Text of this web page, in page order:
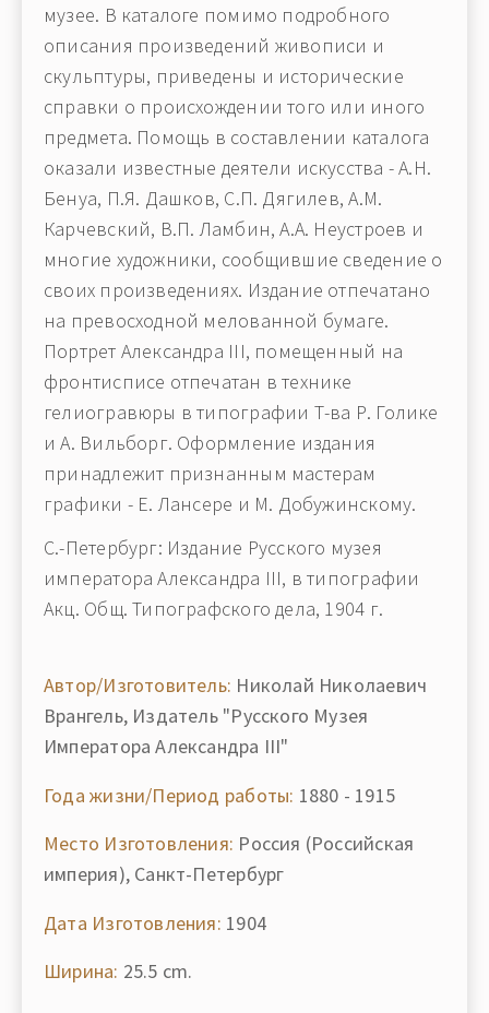
музее. В каталоге помимо подробного
описания произведений живописи и
скульптуры, приведены и исторические
справки о происхождении того или иного
предмета. Помощь в составлении каталога
оказали известные деятели искусства - А.Н.
Бенуа, П.Я. Дашков, С.П. Дягилев, А.М.
Карчевский, В.П. Ламбин, А.А. Неустроев и
многие художники, сообщившие сведение о
своих произведениях. Издание отпечатано
на превосходной мелованной бумаге.
Портрет Александра III, помещенный на
фронтисписе отпечатан в технике
гелиогравюры в типографии Т-ва Р. Голике
и А. Вильборг. Оформление издания
принадлежит признанным мастерам
графики - Е. Лансере и М. Добужинскому.
С.-Петербург: Издание Русского музея
императора Александра III, в типографии
Акц. Общ. Типографского дела, 1904 г.
Автор/Изготовитель: Николай Николаевич
Врангель, Издатель "Русского Музея
Императора Александра III"
Года жизни/Период работы: 1880 - 1915
Место Изготовления: Россия (Российская
империя), Санкт-Петербург
Дата Изготовления: 1904
Ширина: 25.5 cm.